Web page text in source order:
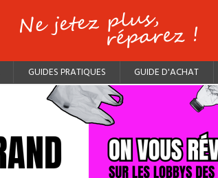
GUIDES PRATIQUES GUIDE D'ACHAT